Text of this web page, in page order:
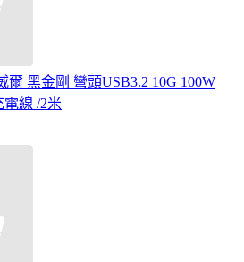
爾 黑金剛 彎頭USB3.2 10G 100W
電線 /2米